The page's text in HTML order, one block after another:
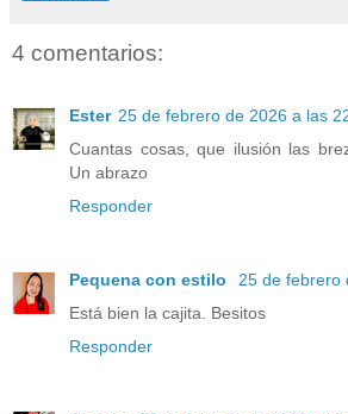
4 comentarios:
Ester 25 de febrero de 2026 a las
Cuantas cosas, que ilusión las
Un abrazo
Responder
Pequena con estilo
25 de febrero
Está bien la cajita. Besitos
Responder